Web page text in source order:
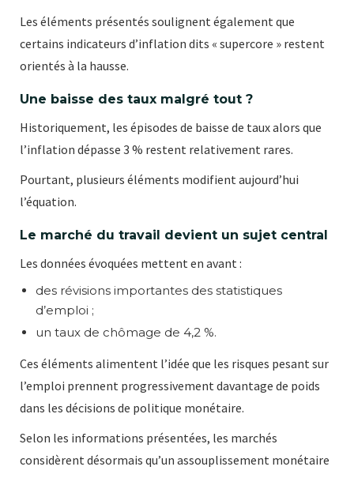
Les éléments présentés soulignent également que
certains indicateurs d’inflation dits « supercore » restent
orientés à la hausse.
Une baisse des taux malgré tout ?
Historiquement, les épisodes de baisse de taux alors que
l’inflation dépasse 3 % restent relativement rares.
Pourtant, plusieurs éléments modifient aujourd’hui
l’équation.
Le marché du travail devient un sujet central
Les données évoquées mettent en avant :
des révisions importantes des statistiques
d’emploi ;
un taux de chômage de 4,2 %.
Ces éléments alimentent l’idée que les risques pesant sur
l’emploi prennent progressivement davantage de poids
dans les décisions de politique monétaire.
Selon les informations présentées, les marchés
considèrent désormais qu’un assouplissement monétaire